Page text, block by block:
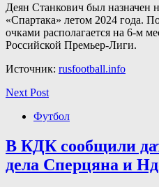
Деян Станкович был назначен
«Спартака» летом 2024 года.
очками располагается на 6-м
Российской Премьер-Лиги.
Источник: rusfootball.info
Next Post
Футбол
В КДК сообщили
дела Сперцяна и